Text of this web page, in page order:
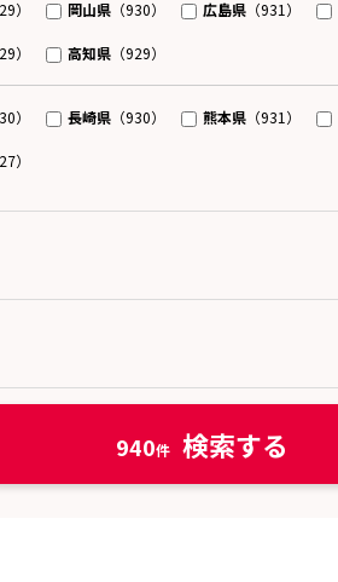
） 岡山県（930） 広島県（931）
） 高知県（929）
） 長崎県（930） 熊本県（931）
）
940 検索する